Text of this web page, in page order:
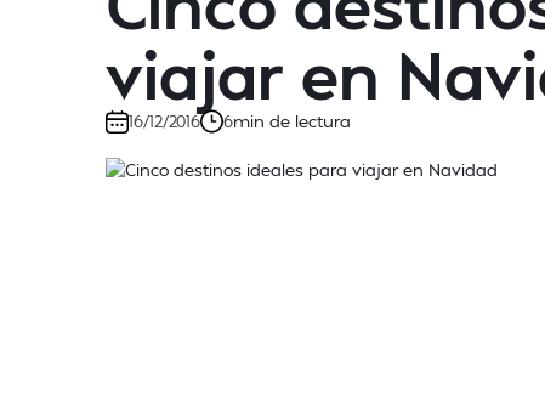
viajar en
16/12/2016 6min de lectura